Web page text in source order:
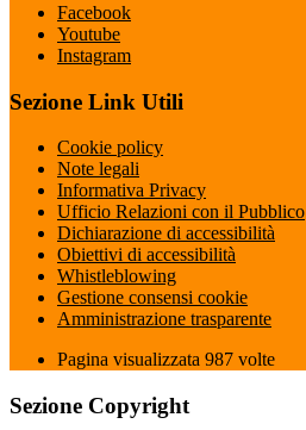
Facebook
Youtube
Instagram
Sezione Link Utili
Cookie policy
Note legali
Informativa Privacy
Ufficio Relazioni con il Pubblico
Dichiarazione di accessibilità
Obiettivi di accessibilità
Whistleblowing
Gestione consensi cookie
Amministrazione trasparente
Pagina visualizzata 987 volte
Sezione Copyright